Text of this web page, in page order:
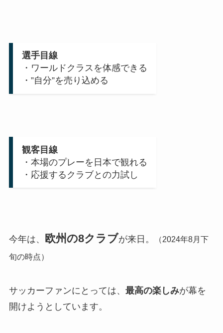
選手目線
・ワールドクラスを体感できる
・”自分”を売り込める
観客目線
・本場のプレーを日本で観れる
・応援するクラブとの力試し
今年は、 欧州の8クラブが来日。
（2024年8月下
旬の時点）
サッカーファンにとっては、 最高の楽しみが幕を
開けようとしています。